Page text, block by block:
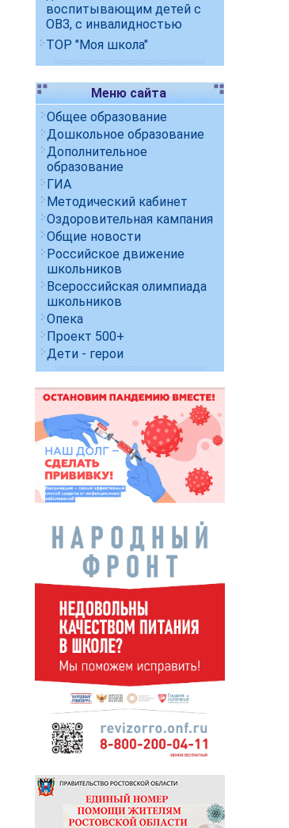
воспитывающим детей с
ОВЗ, с инвалидностью
ТОР "Моя школа"
Меню сайта
Общее образование
Дошкольное образование
Дополнительное
образование
ГИА
Методический кабинет
Оздоровительная кампания
Общие новости
Российское движение
школьников
Всероссийская олимпиада
школьников
Опека
Проект 500+
Дети - герои